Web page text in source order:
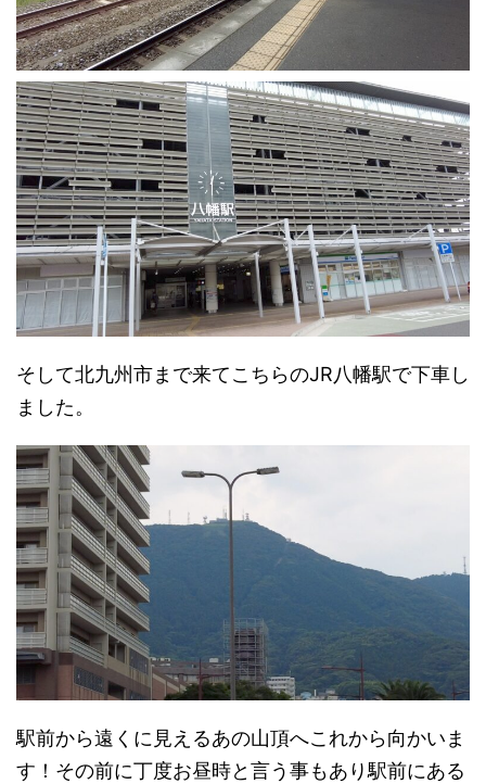
そして北九州市まで来てこちらのJR八幡駅で下車し
ました。
駅前から遠くに見えるあの山頂へこれから向かいま
す！その前に丁度お昼時と言う事もあり駅前にある